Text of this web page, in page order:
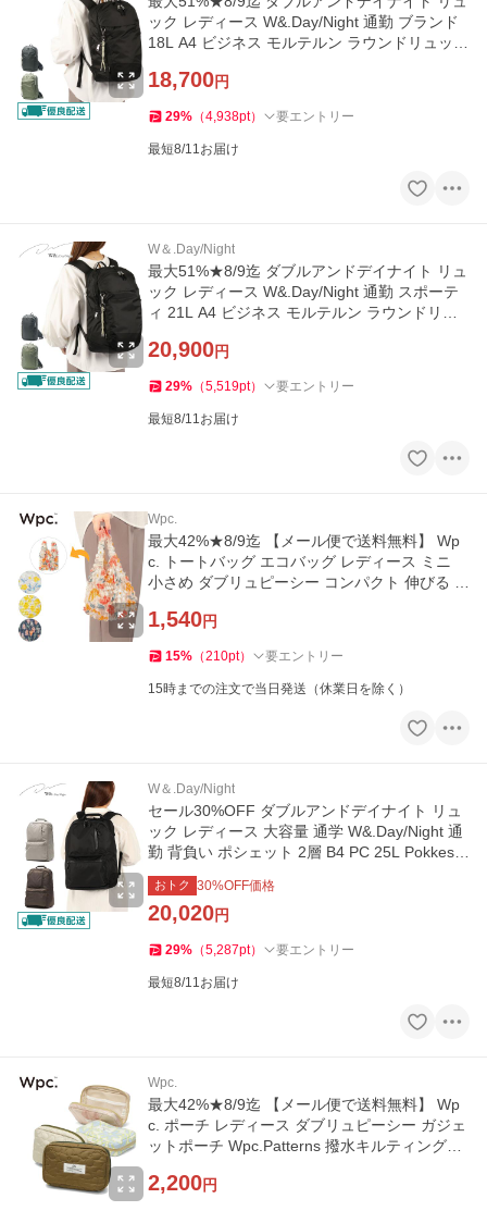
ック レディース W&.Day/Night 通勤 ブランド
18L A4 ビジネス モルテルン ラウンドリュック
18,700円
29% （4,938pt） 要エントリー
最短8/11お届け
W＆.Day/Night
最大51%★8/9迄 ダブルアンドデイナイト リュ
ック レディース W&.Day/Night 通勤 スポーテ
ィ 21L A4 ビジネス モルテルン ラウンドリュ
20,900円
29% （5,519pt） 要エントリー
最短8/11お届け
Wpc.
最大42%★8/9迄 【メール便で送料無料】 Wp
c. トートバッグ エコバッグ レディース ミニ
小さめ ダブリュピーシー コンパクト 伸びる し
1,540円
15% （210pt） 要エントリー
15時までの注文で当日発送（休業日を除く）
W＆.Day/Night
セール30%OFF ダブルアンドデイナイト リュ
ック レディース 大容量 通学 W&.Day/Night 通
勤 背負い ポシェット 2層 B4 PC 25L Pokkes2
15278 wsb
おトク 30%OFF価格
20,020円
29% （5,287pt） 要エントリー
最短8/11お届け
Wpc.
最大42%★8/9迄 【メール便で送料無料】 Wp
c. ポーチ レディース ダブリュピーシー ガジェ
ットポーチ Wpc.Patterns 撥水キルティングガ
2,200円